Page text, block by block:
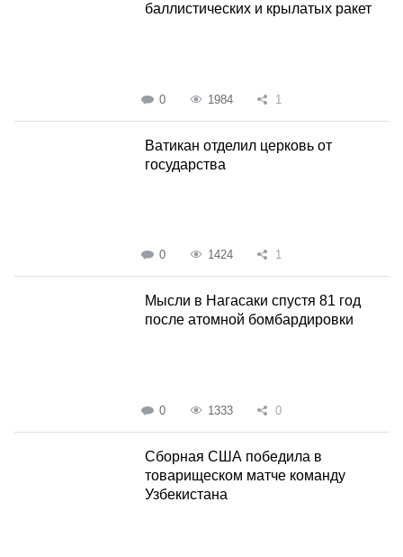
баллистических и крылатых ракет
0 1984 1
Ватикан отделил церковь от
государства
0 1424 1
Мысли в Нагасаки спустя 81 год
после атомной бомбардировки
0 1333 0
Сборная США победила в
товарищеском матче команду
Узбекистана